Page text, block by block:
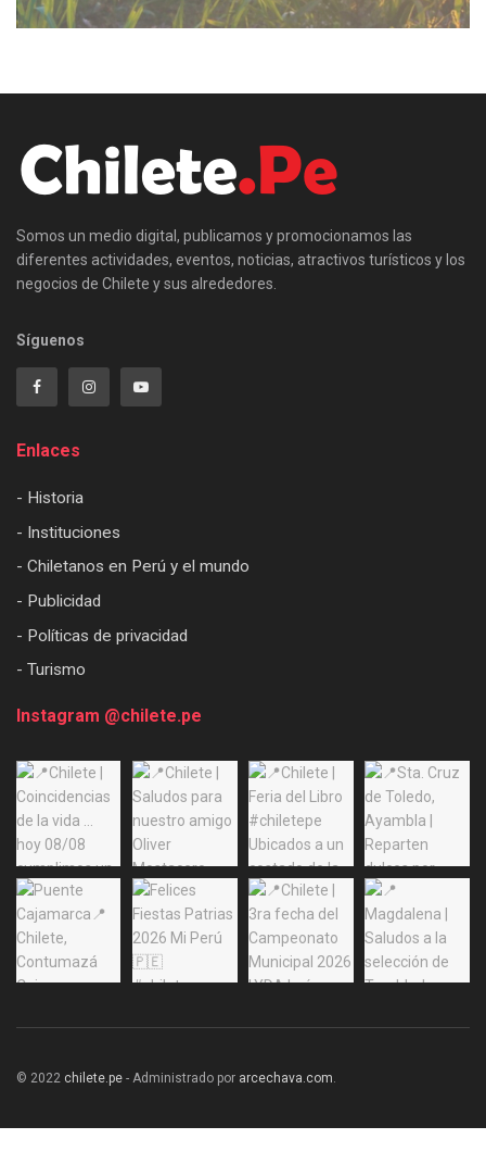
Somos un medio digital, publicamos y promocionamos las
diferentes actividades, eventos, noticias, atractivos turísticos y los
negocios de Chilete y sus alrededores.
Síguenos
Enlaces
- Historia
- Instituciones
- Chiletanos en Perú y el mundo
- Publicidad
- Políticas de privacidad
- Turismo
Instagram @chilete.pe
© 2022 chilete.pe - Administrado por arcechava.com